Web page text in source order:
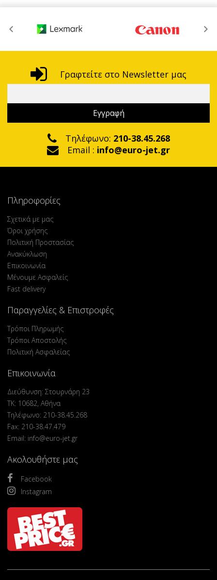
Γραφτείτε στο Newsletter μας
Τηλέφωνο: 210-38.45.268
Email : info@euro-jet.gr
Πληροφορίες
Σχετικά με μας
Όροι χρήσης
Πολιτική Προστασίας
Ανακύκλωση
Επικοινωνία
Μένουμε Ασφαλείς
Fast delivery
Παραγγελίες & Επιστροφές
Τρόποι Πληρωμής
Τρόποι Αποστολής
Πολιτική Ασφαλείας
Επικοινωνία
Διεύθυνση: Στουρνάρη 23
ΤΚ: 10682, Αθήνα
Τηλέφωνο: 210-38.45.268
Fax: 210-38.47.479
Email: info@euro-jet.gr
Ακολουθήστε μας
Facebook
Instagram